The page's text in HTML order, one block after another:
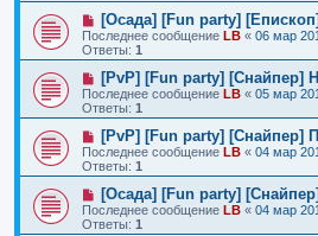
[Осада] [Fun party]
Последнее сообщение LB « 06 мар
Ответы: 1
[PvP] [Fun party] [Снайпер]
Последнее сообщение LB « 05 мар
Ответы: 1
[PvP] [Fun party] [Снайпер]
Последнее сообщение LB « 04 мар
Ответы: 1
[Осада] [Fun party]
Последнее сообщение LB « 04 мар
Ответы: 1